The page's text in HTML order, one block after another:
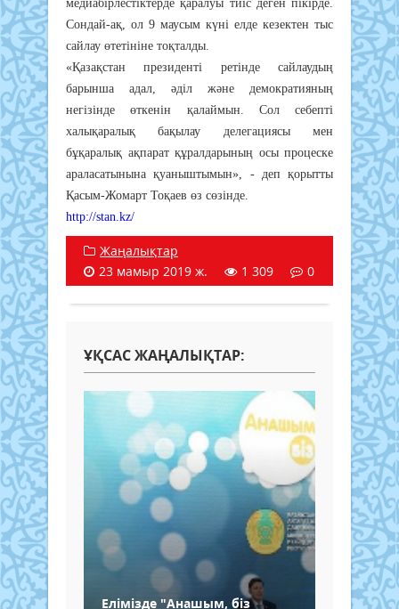
медиабірлестіктерде қаралуы тиіс деген пікірде.
Сондай-ақ, ол 9 маусым күні елде кезектен тыс
сайлау өтетініне тоқталды.
«Қазақстан президенті ретінде сайлаудың
барынша адал, әділ және демократияның
негізінде өткенін қалаймын. Сол себепті
халықаралық бақылау делегациясы мен
бұқаралық ақпарат құралдарының осы процеске
араласатынына қуаныштымын», - деп қорытты
Қасым-Жомарт Тоқаев өз сөзінде.
http://stan.kz/
Жаңалықтар
23 мамыр 2019 ж.
1 309 0
ҰҚСАС ЖАҢАЛЫҚТАР:
Елімізде "Анашым, біз